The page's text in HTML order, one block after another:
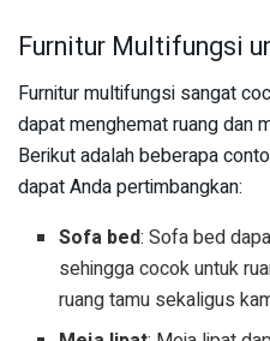
Furnitur Multifungsi
Furnitur multifungsi sangat
dapat menghemat ruang dan
Berikut adalah beberapa
dapat Anda pertimbangkan:
Sofa bed: Sofa bed
sehingga cocok untuk
ruang tamu sekaligus